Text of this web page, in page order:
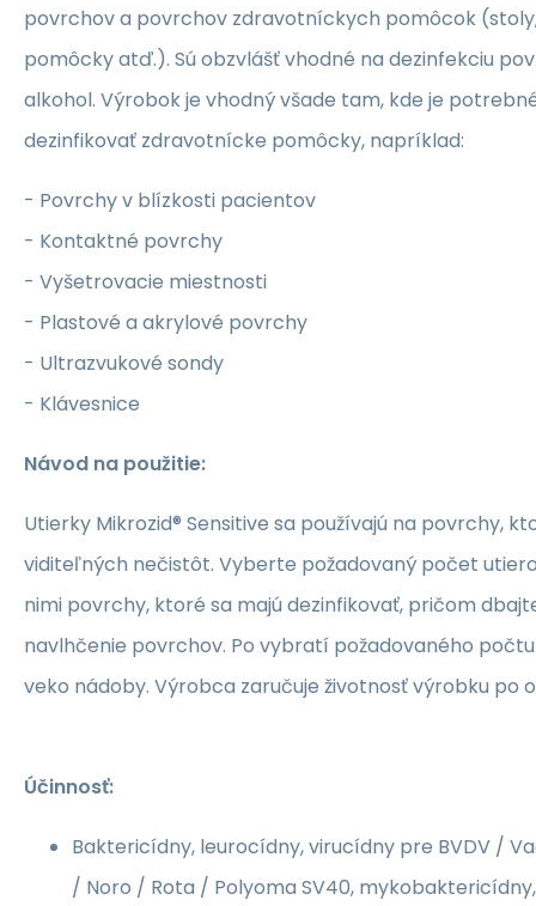
povrchov a povrchov zdravotníckych pomôcok
pomôcky atď.). Sú obzvlášť vhodné na dezinfekciu
alkohol. Výrobok je vhodný všade tam, kde je
dezinfikovať zdravotnícke pomôcky, napríklad:
- Povrchy v blízkosti pacientov
- Kontaktné povrchy
- Vyšetrovacie miestnosti
- Plastové a akrylové povrchy
- Ultrazvukové sondy
- Klávesnice
Návod na použitie:
Utierky Mikrozid® Sensitive sa používajú na povrchy,
viditeľných nečistôt. Vyberte požadovaný počet
nimi povrchy, ktoré sa majú dezinfikovať, pričom
navlhčenie povrchov. Po vybratí požadovaného
veko nádoby. Výrobca zaručuje životnosť výrobku po
Účinnosť:
Baktericídny, leurocídny, virucídny pre BVDV /
/ Noro / Rota / Polyoma SV40,